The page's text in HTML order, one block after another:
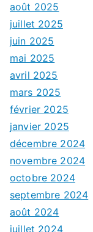
août 2025
juillet 2025
juin 2025
mai 2025
avril 2025
mars 2025
février 2025
janvier 2025
décembre 2024
novembre 2024
octobre 2024
septembre 2024
août 2024
juillet 2024